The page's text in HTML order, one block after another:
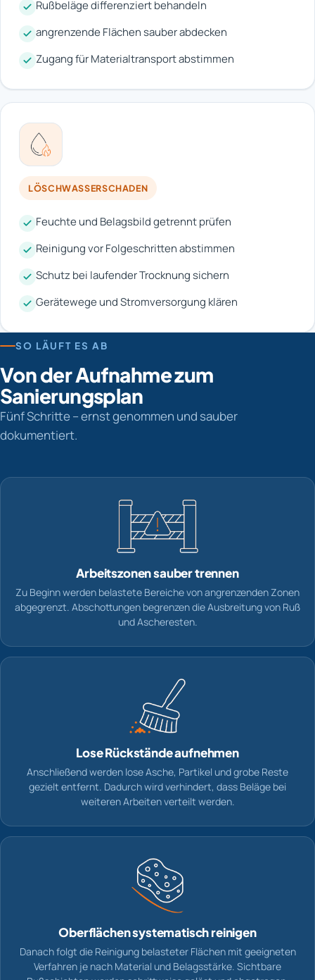
Rußbeläge differenziert behandeln
angrenzende Flächen sauber abdecken
Zugang für Materialtransport abstimmen
LÖSCHWASSERSCHADEN
Feuchte und Belagsbild getrennt prüfen
Reinigung vor Folgeschritten abstimmen
Schutz bei laufender Trocknung sichern
Gerätewege und Stromversorgung klären
SO LÄUFT ES AB
Von der Aufnahme zum
Sanierungsplan
Fünf Schritte – ernst genommen und sauber
dokumentiert.
Arbeitszonen sauber trennen
Zu Beginn werden belastete Bereiche von angrenzenden Zonen
abgegrenzt. Abschottungen begrenzen die Ausbreitung von Ruß
und Ascheresten.
Lose Rückstände aufnehmen
Anschließend werden lose Asche, Partikel und grobe Reste
gezielt entfernt. Dadurch wird verhindert, dass Beläge bei
weiteren Arbeiten verteilt werden.
Oberflächen systematisch reinigen
Danach folgt die Reinigung belasteter Flächen mit geeigneten
Verfahren je nach Material und Belagsstärke. Sichtbare